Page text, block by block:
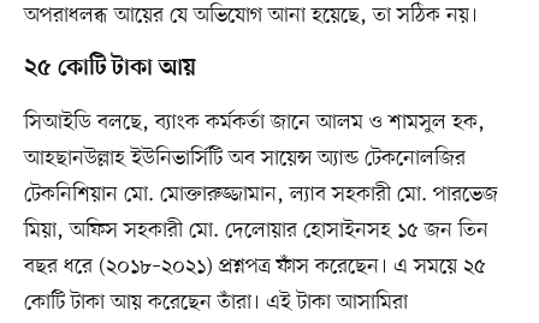
অপরাধলব্ধ আয়ের যে অভিযোগ আনা হয়েছে, তা সঠিক নয়।
২৫ কোটি টাকা আয়
সিআইডি বলছে, ব্যাংক কর্মকর্তা জানে আলম ও শামসুল হক,
আহছানউল্লাহ ইউনিভার্সিটি অব সায়েন্স অ্যান্ড টেকনোলজির
টেকনিশিয়ান মো. মোক্তারুজ্জামান, ল্যাব সহকারী মো. পারভেজ
মিয়া, অফিস সহকারী মো. দেলোয়ার হোসাইনসহ ১৫ জন তিন
বছর ধরে (২০১৮–২০২১) প্রশ্নপত্র ফাঁস করেছেন। এ সময়ে ২৫
কোটি টাকা আয় করেছেন তাঁরা। এই টাকা আসামিরা